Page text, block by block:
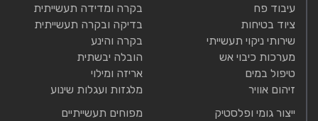
עיבוד פח
ציוד בטיחות
שירותי ניקוי תעשייתי
מערכות כיבוי אש
טיפול במים
זיהום אוויר
בקרה ומדידה תעשייתית
בדיקה ובקרה תעשייתית
בקרה והינע
הובלה יבשתית
אריזה ומילוי
מלגזות ועגלות שינוע
ייצור גומי ופלסטיק
מפוחים תעשייתיים